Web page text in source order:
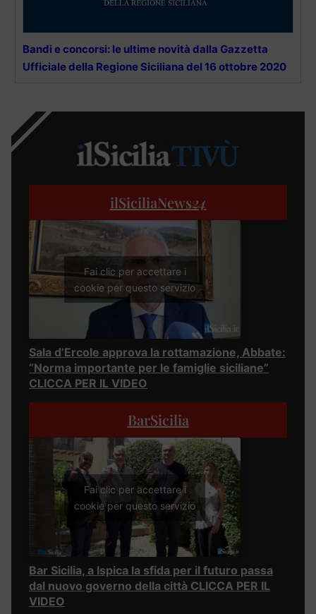
Bandi e concorsi: le ultime novità dalla Gazzetta
Ufficiale della Regione Siciliana del 16 ottobre 2020
ilSiciliaNews24
Fai clic per accettare i
cookie per questo servizio
Sala d’Ercole approva la rottamazione, Abbate:
“Norma importante per le famiglie siciliane”
CLICCA PER IL VIDEO
BarSicilia
Fai clic per accettare i
cookie per questo servizio
Bar Sicilia, a Ispica la sfida per il futuro passa
dal nuovo governo della città CLICCA PER IL
VIDEO